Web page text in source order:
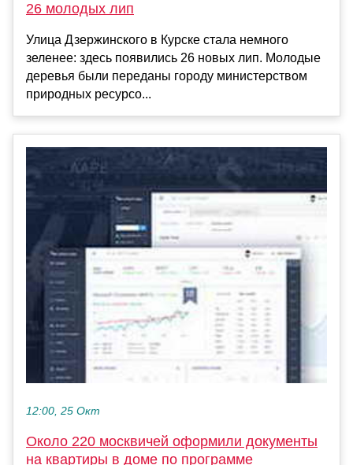
26 молодых лип
Улица Дзержинского в Курске стала немного
зеленее: здесь появились 26 новых лип. Молодые
деревья были переданы городу министерством
природных ресурсо...
12:00, 25 Окт
Около 220 москвичей оформили документы
на квартиры в доме по программе